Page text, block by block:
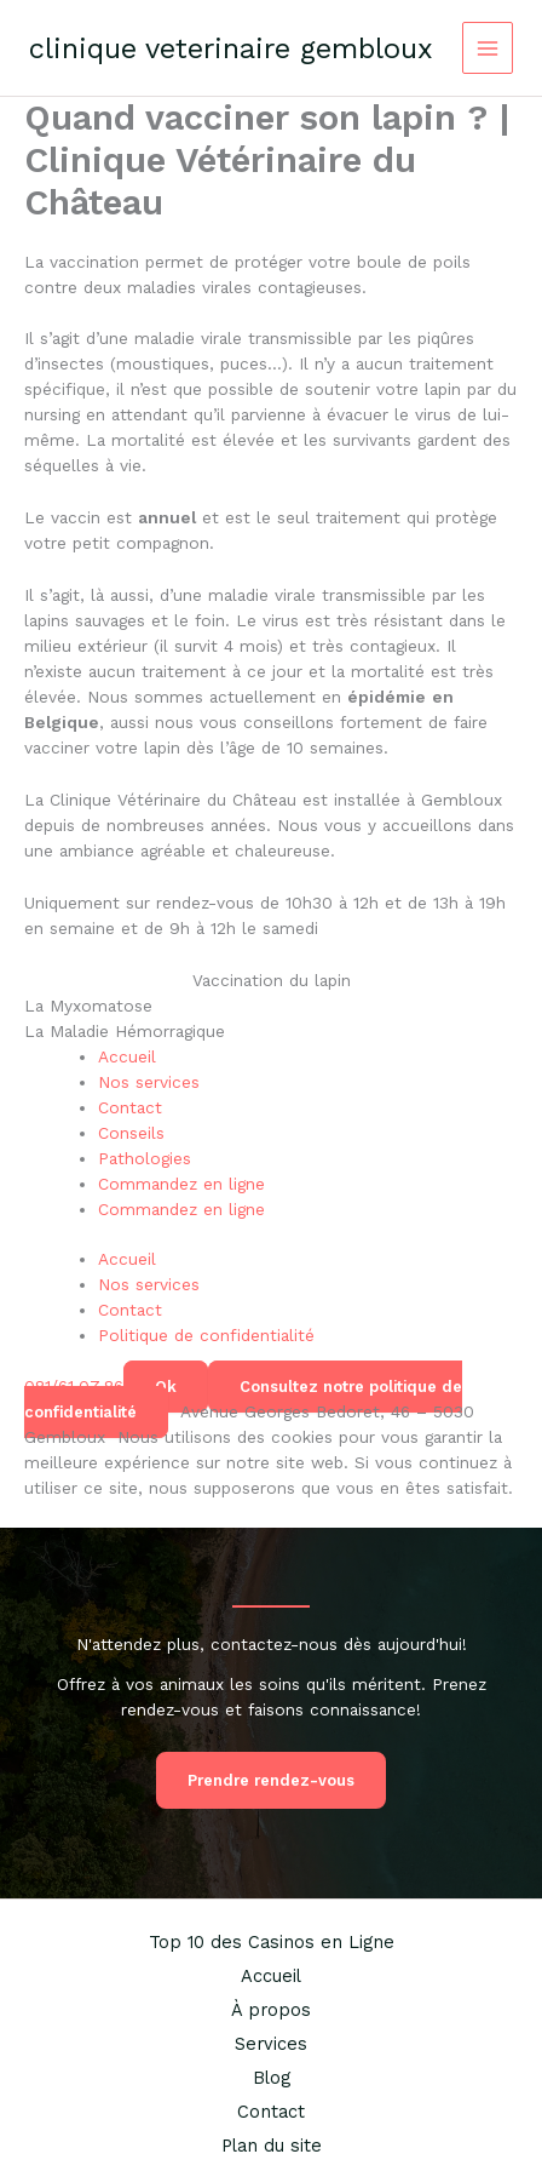
contentclinique veterinaire gembloux
Quand vacciner son lapin ? |
Clinique Vétérinaire du
Château
La vaccination permet de protéger votre boule de poils
contre deux maladies virales contagieuses.
Il s’agit d’une maladie virale transmissible par les piqûres
d’insectes (moustiques, puces…). Il n’y a aucun traitement
spécifique, il n’est que possible de soutenir votre lapin par du
nursing en attendant qu’il parvienne à évacuer le virus de lui-
même. La mortalité est élevée et les survivants gardent des
séquelles à vie.
Le vaccin est annuel et est le seul traitement qui protège
votre petit compagnon.
Il s’agit, là aussi, d’une maladie virale transmissible par les
lapins sauvages et le foin. Le virus est très résistant dans le
milieu extérieur (il survit 4 mois) et très contagieux. Il
n’existe aucun traitement à ce jour et la mortalité est très
élevée. Nous sommes actuellement en épidémie en
Belgique, aussi nous vous conseillons fortement de faire
vacciner votre lapin dès l’âge de 10 semaines.
La Clinique Vétérinaire du Château est installée à Gembloux
depuis de nombreuses années. Nous vous y accueillons dans
une ambiance agréable et chaleureuse.
Uniquement sur rendez-vous de 10h30 à 12h et de 13h à 19h
en semaine et de 9h à 12h le samedi
Vaccination du lapin
La Myxomatose
La Maladie Hémorragique
Accueil
Nos services
Contact
Conseils
Pathologies
Commandez en ligne
Commandez en ligne
Accueil
Nos services
Contact
Politique de confidentialité
081/61.07.86 Ok
Consultez notre politique de
confidentialité
Avenue Georges Bedoret, 46 – 5030
Gembloux
Nous utilisons des cookies pour vous garantir la
meilleure expérience sur notre site web. Si vous continuez à
utiliser ce site, nous supposerons que vous en êtes satisfait.
N'attendez plus, contactez-nous dès aujourd'hui!
Offrez à vos animaux les soins qu'ils méritent. Prenez
rendez-vous et faisons connaissance!
Prendre rendez-vous
Top 10 des Casinos en Ligne
Accueil
À propos
Services
Blog
Contact
Plan du site